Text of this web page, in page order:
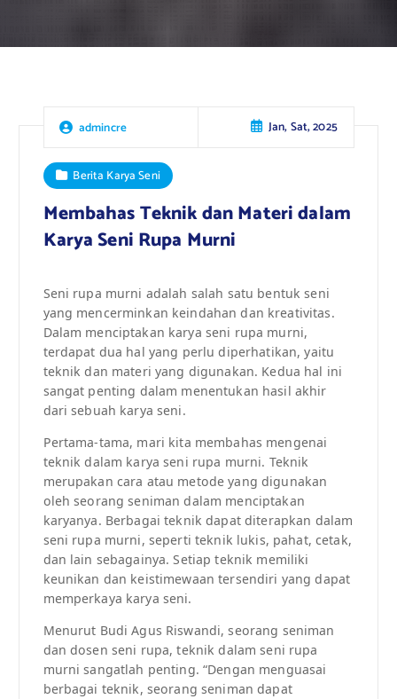
admincre Jan, Sat, 2025
Berita Karya Seni
Membahas Teknik dan Materi dalam
Karya Seni Rupa Murni
Seni rupa murni adalah salah satu bentuk seni
yang mencerminkan keindahan dan kreativitas.
Dalam menciptakan karya seni rupa murni,
terdapat dua hal yang perlu diperhatikan, yaitu
teknik dan materi yang digunakan. Kedua hal ini
sangat penting dalam menentukan hasil akhir
dari sebuah karya seni.
Pertama-tama, mari kita membahas mengenai
teknik dalam karya seni rupa murni. Teknik
merupakan cara atau metode yang digunakan
oleh seorang seniman dalam menciptakan
karyanya. Berbagai teknik dapat diterapkan dalam
seni rupa murni, seperti teknik lukis, pahat, cetak,
dan lain sebagainya. Setiap teknik memiliki
keunikan dan keistimewaan tersendiri yang dapat
memperkaya karya seni.
Menurut Budi Agus Riswandi, seorang seniman
dan dosen seni rupa, teknik dalam seni rupa
murni sangatlah penting. “Dengan menguasai
berbagai teknik, seorang seniman dapat